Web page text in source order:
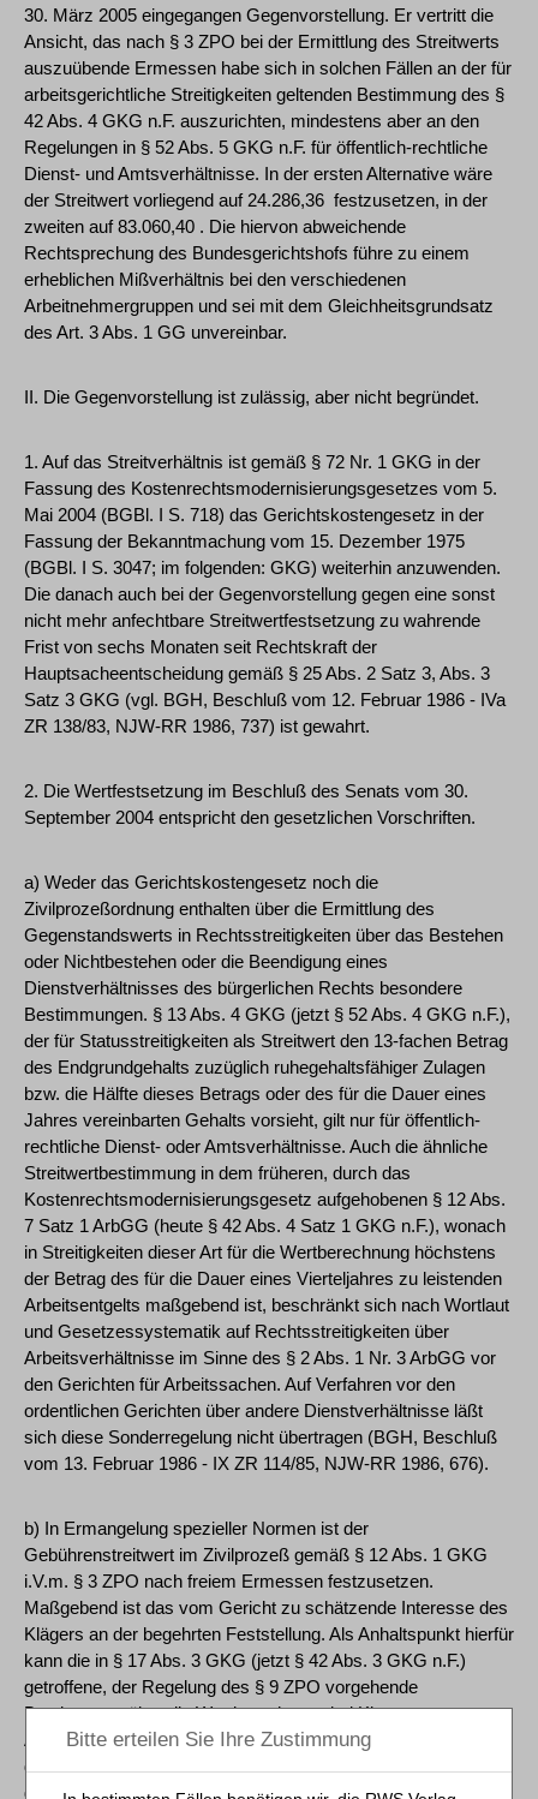
30. März 2005 eingegangen Gegenvorstellung. Er vertritt die
Ansicht, das nach § 3 ZPO bei der Ermittlung des Streitwerts
auszuübende Ermessen habe sich in solchen Fällen an der für
arbeitsgerichtliche Streitigkeiten geltenden Bestimmung des §
42 Abs. 4 GKG n.F. auszurichten, mindestens aber an den
Regelungen in § 52 Abs. 5 GKG n.F. für öffentlich-rechtliche
Dienst- und Amtsverhältnisse. In der ersten Alternative wäre
der Streitwert vorliegend auf 24.286,36  festzusetzen, in der
zweiten auf 83.060,40 . Die hiervon abweichende
Rechtsprechung des Bundesgerichtshofs führe zu einem
erheblichen Mißverhältnis bei den verschiedenen
Arbeitnehmergruppen und sei mit dem Gleichheitsgrundsatz
des Art. 3 Abs. 1 GG unvereinbar.
II. Die Gegenvorstellung ist zulässig, aber nicht begründet.
1. Auf das Streitverhältnis ist gemäß § 72 Nr. 1 GKG in der
Fassung des Kostenrechtsmodernisierungsgesetzes vom 5.
Mai 2004 (BGBl. I S. 718) das Gerichtskostengesetz in der
Fassung der Bekanntmachung vom 15. Dezember 1975
(BGBl. I S. 3047; im folgenden: GKG) weiterhin anzuwenden.
Die danach auch bei der Gegenvorstellung gegen eine sonst
nicht mehr anfechtbare Streitwertfestsetzung zu wahrende
Frist von sechs Monaten seit Rechtskraft der
Hauptsacheentscheidung gemäß § 25 Abs. 2 Satz 3, Abs. 3
Satz 3 GKG (vgl. BGH, Beschluß vom 12. Februar 1986 - IVa
ZR 138/83, NJW-RR 1986, 737) ist gewahrt.
2. Die Wertfestsetzung im Beschluß des Senats vom 30.
September 2004 entspricht den gesetzlichen Vorschriften.
a) Weder das Gerichtskostengesetz noch die
Zivilprozeßordnung enthalten über die Ermittlung des
Gegenstandswerts in Rechtsstreitigkeiten über das Bestehen
oder Nichtbestehen oder die Beendigung eines
Dienstverhältnisses des bürgerlichen Rechts besondere
Bestimmungen. § 13 Abs. 4 GKG (jetzt § 52 Abs. 4 GKG n.F.),
der für Statusstreitigkeiten als Streitwert den 13-fachen Betrag
des Endgrundgehalts zuzüglich ruhegehaltsfähiger Zulagen
bzw. die Hälfte dieses Betrags oder des für die Dauer eines
Jahres vereinbarten Gehalts vorsieht, gilt nur für öffentlich-
rechtliche Dienst- oder Amtsverhältnisse. Auch die ähnliche
Streitwertbestimmung in dem früheren, durch das
Kostenrechtsmodernisierungsgesetz aufgehobenen § 12 Abs.
7 Satz 1 ArbGG (heute § 42 Abs. 4 Satz 1 GKG n.F.), wonach
in Streitigkeiten dieser Art für die Wertberechnung höchstens
der Betrag des für die Dauer eines Vierteljahres zu leistenden
Arbeitsentgelts maßgebend ist, beschränkt sich nach Wortlaut
und Gesetzessystematik auf Rechtsstreitigkeiten über
Arbeitsverhältnisse im Sinne des § 2 Abs. 1 Nr. 3 ArbGG vor
den Gerichten für Arbeitssachen. Auf Verfahren vor den
ordentlichen Gerichten über andere Dienstverhältnisse läßt
sich diese Sonderregelung nicht übertragen (BGH, Beschluß
vom 13. Februar 1986 - IX ZR 114/85, NJW-RR 1986, 676).
b) In Ermangelung spezieller Normen ist der
Gebührenstreitwert im Zivilprozeß gemäß § 12 Abs. 1 GKG
i.V.m. § 3 ZPO nach freiem Ermessen festzusetzen.
Maßgebend ist das vom Gericht zu schätzende Interesse des
Klägers an der begehrten Feststellung. Als Anhaltspunkt hierfür
kann die in § 17 Abs. 3 GKG (jetzt § 42 Abs. 3 GKG n.F.)
getroffene, der Regelung des § 9 ZPO vorgehende
Bestimmung über die Wertberechnung bei Klagen von
Arbeitnehmern auf wiederkehrende Leistungen mit dem
dreifachen Jahresbetrag dieser Leistungen dienen. Denn mit
der Klage auf Fortbestehen des Dienstverhältnisses wird der